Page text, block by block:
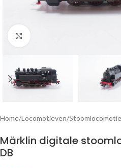
Home/Locomotieven/
Märklin digitale
DB